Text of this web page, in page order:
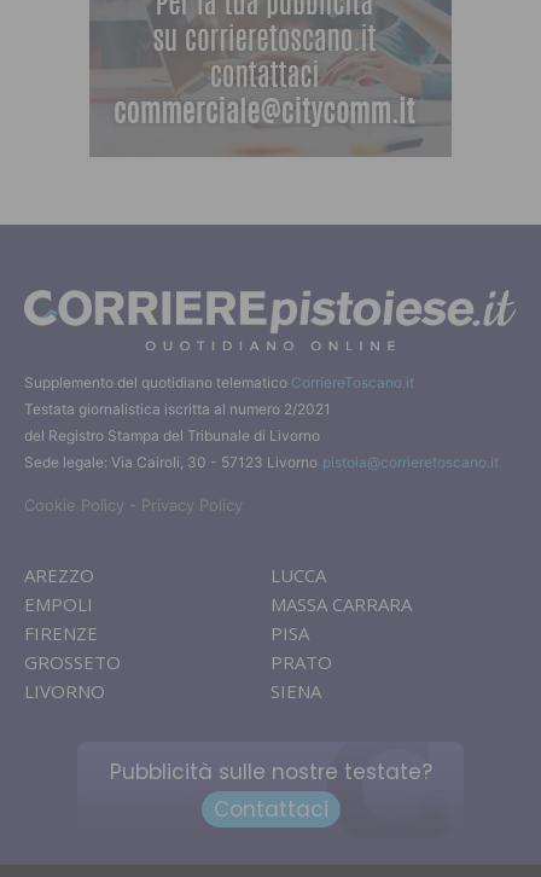
Supplemento del quotidiano telematico CorriereToscano.it
Testata giornalistica iscritta al numero 2/2021
del Registro Stampa del Tribunale di Livorno
Sede legale: Via Cairoli, 30 - 57123 Livorno pistoia@corrieretoscano.it
Cookie Policy - Privacy Policy
AREZZO
EMPOLI
FIRENZE
GROSSETO
LIVORNO
LUCCA
MASSA CARRARA
PISA
PRATO
SIENA
Pubblicità sulle nostre testate?
Contattaci